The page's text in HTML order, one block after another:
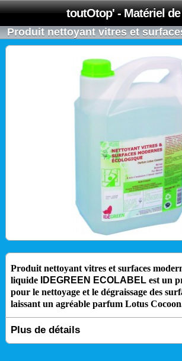
Produit nettoyant vitres et surfaces
liquide
IDEGREEN ECOLABEL est un
pour le nettoyage et le dégraissage des
laissant un agréable parfum Lotus
Plus de détails